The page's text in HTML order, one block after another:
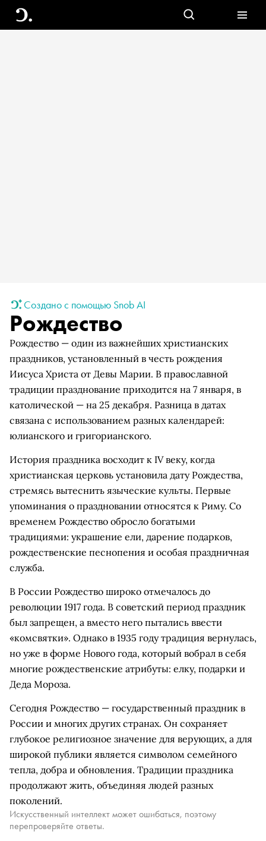
Создано с помощью Snob AI
Рождество
Рождество — один из важнейших христианских
праздников, установленный в честь рождения
Иисуса Христа от Девы Марии. В православной
традиции празднование приходится на 7 января, в
католической — на 25 декабря. Разница в датах
связана с использованием разных календарей:
юлианского и григорианского.
История праздника восходит к IV веку, когда
христианская церковь установила дату Рождества,
стремясь вытеснить языческие культы. Первые
упоминания о праздновании относятся к Риму. Со
временем Рождество обросло богатыми
традициями: украшение ели, дарение подарков,
рождественские песнопения и особая праздничная
служба.
В России Рождество широко отмечалось до
революции 1917 года. В советский период праздник
был запрещен, а вместо него пытались ввести
«комсвятки». Однако в 1935 году традиция вернулась,
но уже в форме Нового года, который вобрал в себя
многие рождественские атрибуты: елку, подарки и
Деда Мороза.
Сегодня Рождество — государственный праздник в
России и многих других странах. Он сохраняет
глубокое религиозное значение для верующих, а для
широкой публики является символом семейного
тепла, добра и обновления. Традиции праздника
продолжают жить, объединяя людей разных
поколений.
Искусственный интеллект может ошибаться, поэтому
перепроверяйте ответы.